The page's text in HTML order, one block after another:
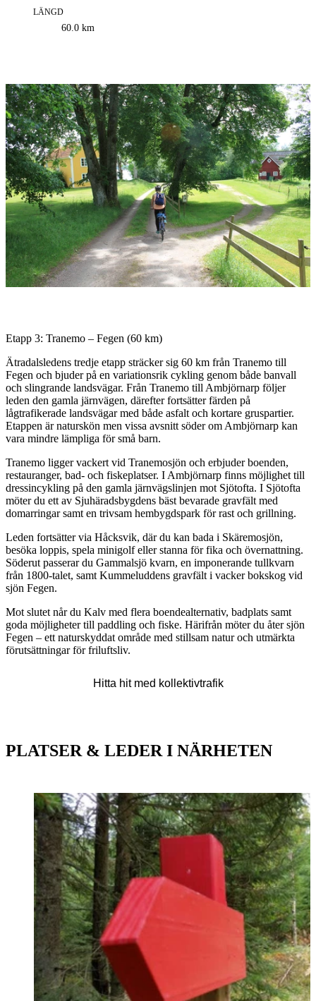
Information
LÄNGD
60.0km
Bildspel
med
bilder
Etapp 3: Tranemo – Fegen (60 km)
Ätradalsledens tredje etapp sträcker sig 60 km från Tranemo till
Fegen och bjuder på en variationsrik cykling genom både banvall
och slingrande landsvägar. Från Tranemo till Ambjörnarp följer
leden den gamla järnvägen, därefter fortsätter färden på
lågtrafikerade landsvägar med både asfalt och kortare gruspartier.
Etappen är naturskön men vissa avsnitt söder om Ambjörnarp kan
vara mindre lämpliga för små barn.
Tranemo ligger vackert vid Tranemosjön och erbjuder boenden,
restauranger, bad- och fiskeplatser. I Ambjörnarp finns möjlighet till
dressincykling på den gamla järnvägslinjen mot Sjötofta. I Sjötofta
möter du ett av Sjuhäradsbygdens bäst bevarade gravfält med
domarringar samt en trivsam hembygdspark för rast och grillning.
Leden fortsätter via Håcksvik, där du kan bada i Skäremosjön,
besöka loppis, spela minigolf eller stanna för fika och övernattning.
Söderut passerar du Gammalsjö kvarn, en imponerande tullkvarn
från 1800-talet, samt Kummeluddens gravfält i vacker bokskog vid
sjön Fegen.
Mot slutet når du Kalv med flera boendealternativ, badplats samt
goda möjligheter till paddling och fiske. Härifrån möter du åter sjön
Fegen – ett naturskyddat område med stillsam natur och utmärkta
förutsättningar för friluftsliv.
Hitta hit med kollektivtrafik
PLATSER & LEDER I NÄRHETEN